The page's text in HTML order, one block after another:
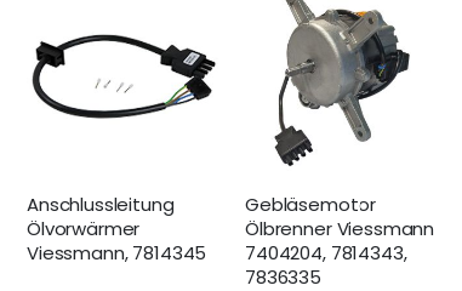
Anschlussleitung
Ölvorwärmer
Viessmann, 7814345
Gebläsemotor
Ölbrenner Viessmann
7404204, 7814343,
7836335